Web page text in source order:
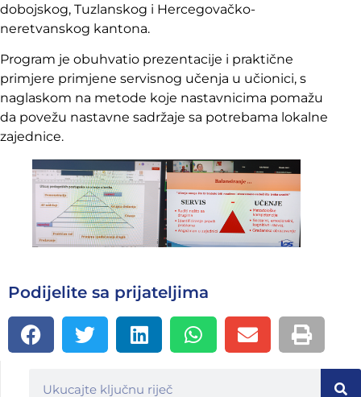
dobojskog, Tuzlanskog i Hercegovačko-
neretvanskog kantona.
Program je obuhvatio prezentacije i praktične
primjere primjene servisnog učenja u učionici, s
naglaskom na metode koje nastavnicima pomažu
da povežu nastavne sadržaje sa potrebama lokalne
zajednice.
Podijelite sa prijateljima